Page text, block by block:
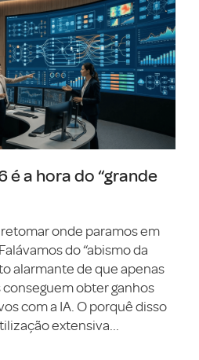
é a hora do “grande
onde paramos em
do “abismo da
alarmante de que apenas
conseguem obter ganhos
com a IA. O porquê disso
extensiva...